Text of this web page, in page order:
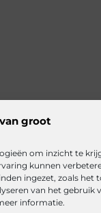
groot
om inzicht te
kunnen
ingezet, zoals het
van het gebruik
informatie.